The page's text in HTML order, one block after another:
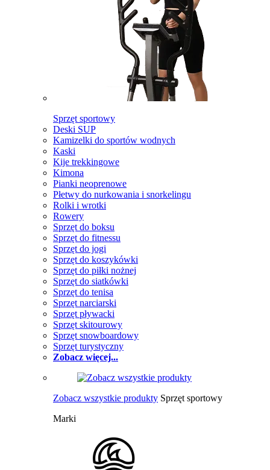
Sprzęt sportowy
Deski SUP
Kamizelki do sportów wodnych
Kaski
Kije trekkingowe
Kimona
Pianki neoprenowe
Płetwy do nurkowania i snorkelingu
Rolki i wrotki
Rowery
Sprzęt do boksu
Sprzęt do fitnessu
Sprzęt do jogi
Sprzęt do koszykówki
Sprzęt do piłki nożnej
Sprzęt do siatkówki
Sprzęt do tenisa
Sprzęt narciarski
Sprzęt pływacki
Sprzęt skitourowy
Sprzęt snowboardowy
Sprzęt turystyczny
Zobacz więcej...
Zobacz wszystkie produkty Sprzęt sportowy
Marki